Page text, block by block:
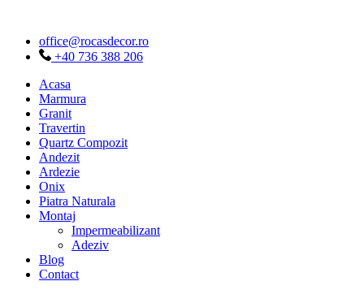
conținutoffice@rocasdecor.ro
+40 736 388 206
Acasa
Marmura
Granit
Travertin
Quartz Compozit
Andezit
Ardezie
Onix
Piatra Naturala
Montaj
Impermeabilizant
Adeziv
Blog
Contact